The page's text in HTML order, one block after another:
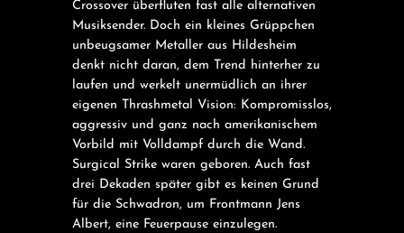
Crossover überfluten fast alle alternativen
Musiksender. Doch ein kleines Grüppchen
unbeugsamer Metaller aus Hildesheim
denkt nicht daran, dem Trend hinterher zu
laufen und werkelt unermüdlich an ihrer
eigenen Thrashmetal Vision: Kompromisslos,
aggressiv und ganz nach amerikanischem
Vorbild mit Volldampf durch die Wand.
Surgical Strike waren geboren. Auch fast
drei Dekaden später gibt es keinen Grund
für die Schwadron, um Frontmann Jens
Albert, eine Feuerpause einzulegen.